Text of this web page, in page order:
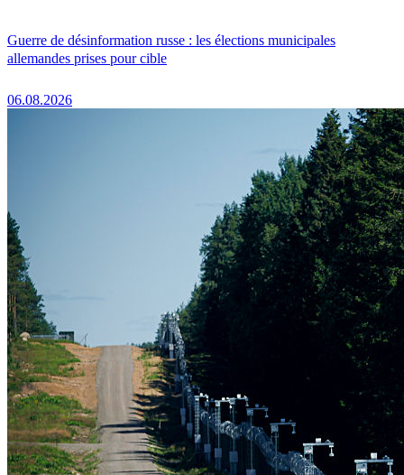
Guerre de désinformation russe : les élections municipales
allemandes prises pour cible
06.08.2026